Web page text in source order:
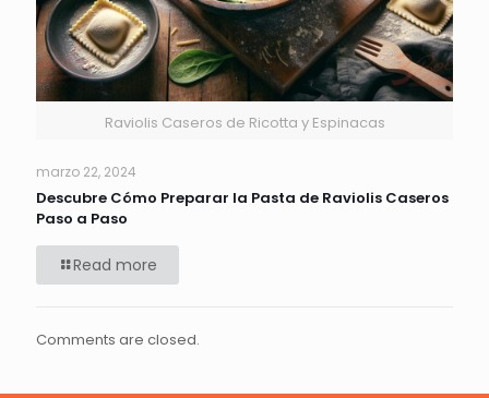
Raviolis Caseros de Ricotta y Espinacas
marzo 22, 2024
Descubre Cómo Preparar la Pasta de Raviolis Caseros
Paso a Paso
Read more
Comments are closed.